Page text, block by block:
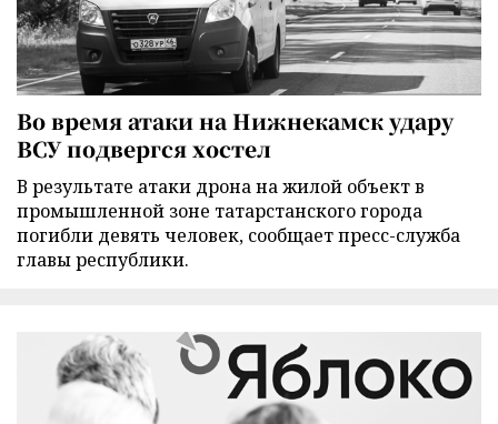
Во время атаки на Нижнекамск удару
ВСУ подвергся хостел
В результате атаки дрона на жилой объект в
промышленной зоне татарстанского города
погибли девять человек, сообщает пресс-служба
главы республики.